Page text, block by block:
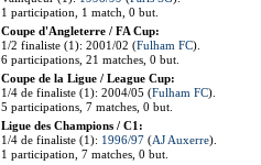
1 participation, 1 match, 0 but.
Coupe d'Angleterre / FA Cup:
1/2 finaliste (1): 2001/02 (Fulham FC).
6 participations, 21 matches, 0 but.
Coupe de la Ligue / League Cup:
1/4 de finaliste (1): 2004/05 (Fulham FC).
5 participations, 7 matches, 0 but.
Ligue des Champions / C1:
1/4 de finaliste (1): 1996/97 (AJ Auxerre).
1 participation, 7 matches, 0 but.